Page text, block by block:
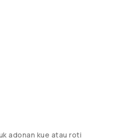
adonan kue atau roti